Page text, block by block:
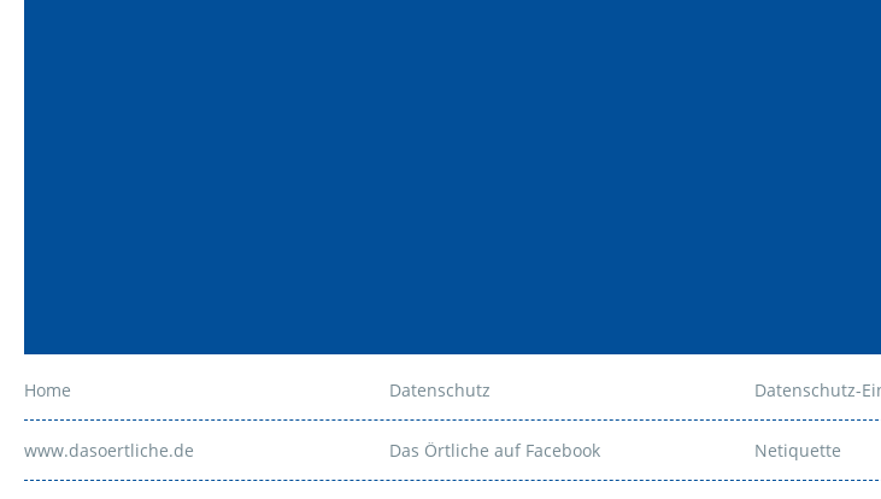
Home Datenschutz Datenschutz-
www.dasoertliche.de Das Örtliche auf Facebook Netiquette